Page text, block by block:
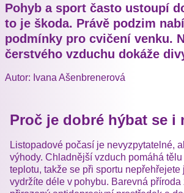
Pohyb a sport často ustoupí
to je škoda. Právě podzim
podmínky pro cvičení venku.
čerstvého vzduchu dokáže
Autor: Ivana Ašenbrenerová
Proč je dobré hýbat se i
Listopadové počasí je nevyzpytatelné,
výhody. Chladnější vzduch pomáhá
teplotu, takže se při sportu nepřehřejete
vydržíte déle v pohybu. Barevná